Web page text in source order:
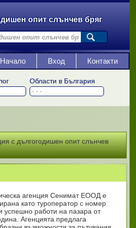
опит слънчев бряг
Области в България
Начало Вход Контакти
с дългогодишен опит слънчев
агенция Сенимат ЕООД е
като туроператор с номер
успешно работи на пазара от
Агенцията предлага